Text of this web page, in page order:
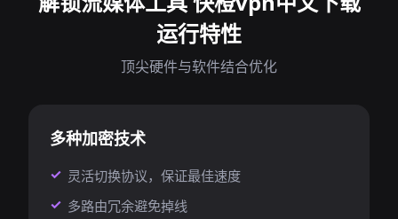
运行特性
顶尖硬件与软件结合优化
多种加密技术
灵活切换协议，保证最佳速度
多路由冗余避免掉线